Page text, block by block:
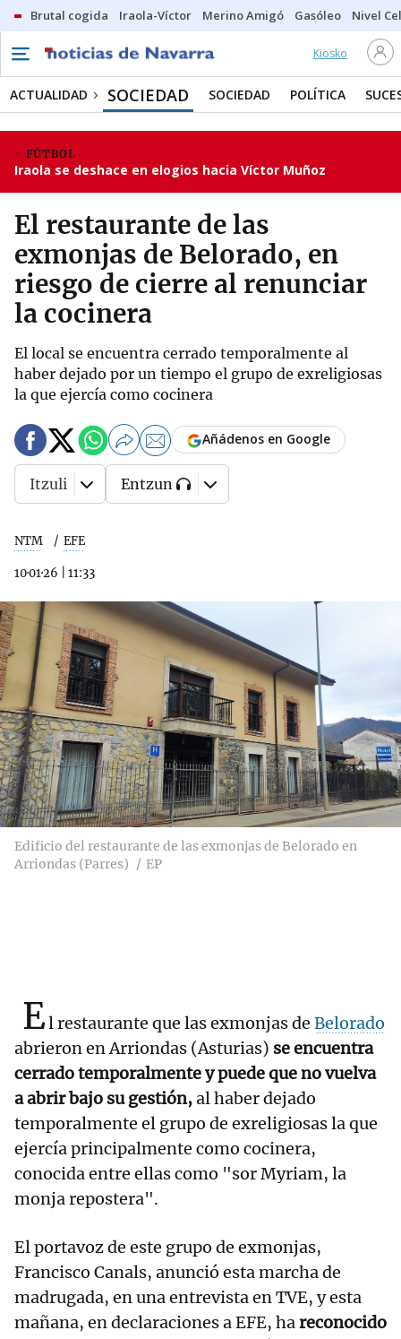
Brutal cogida Iraola-Víctor Merino Amigó Gasóleo Nivel
Kiosko
ACTUALIDAD SOCIEDAD SOCIEDAD POLÍTICA
FÚTBOL
Iraola se deshace en elogios hacia Víctor Muñoz
El restaurante de las
exmonjas de Belorado, en
riesgo de cierre al renunciar
la cocinera
El local se encuentra cerrado temporalmente al
haber dejado por un tiempo el grupo de exreligiosas
la que ejercía como cocinera
NTM EFE
10·01·26 11:33
Añádenos en Google
Itzuli Entzun
Edificio del restaurante de las exmonjas de Belorado en
Arriondas (Parres)
EP
El restaurante que las exmonjas de Belorado
abrieron en Arriondas (Asturias) se encuentra
cerrado temporalmente y puede que no vuelva
a abrir bajo su gestión,al haber dejado
temporalmente el grupo de exreligiosas la que
ejercía principalmente como cocinera,
conocida entre ellas como "sor Myriam, la
monja repostera".
El portavoz de este grupo de exmonjas,
Francisco Canals, anunció esta marcha de
madrugada, en una entrevista en TVE, y esta
mañana, en declaraciones a EFE, hareconocido